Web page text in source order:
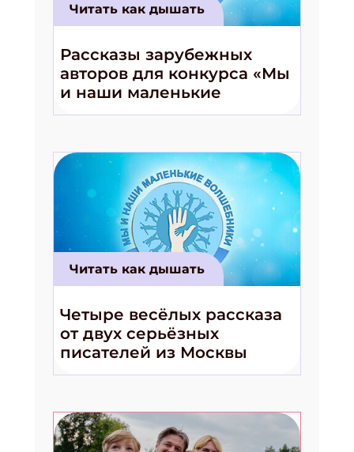
Читать как дышать
Рассказы зарубежных
авторов для конкурса «Мы
и наши маленькие
волшебники!»
Читать как дышать
Четыре весёлых рассказа
от двух серьёзных
писателей из Москвы